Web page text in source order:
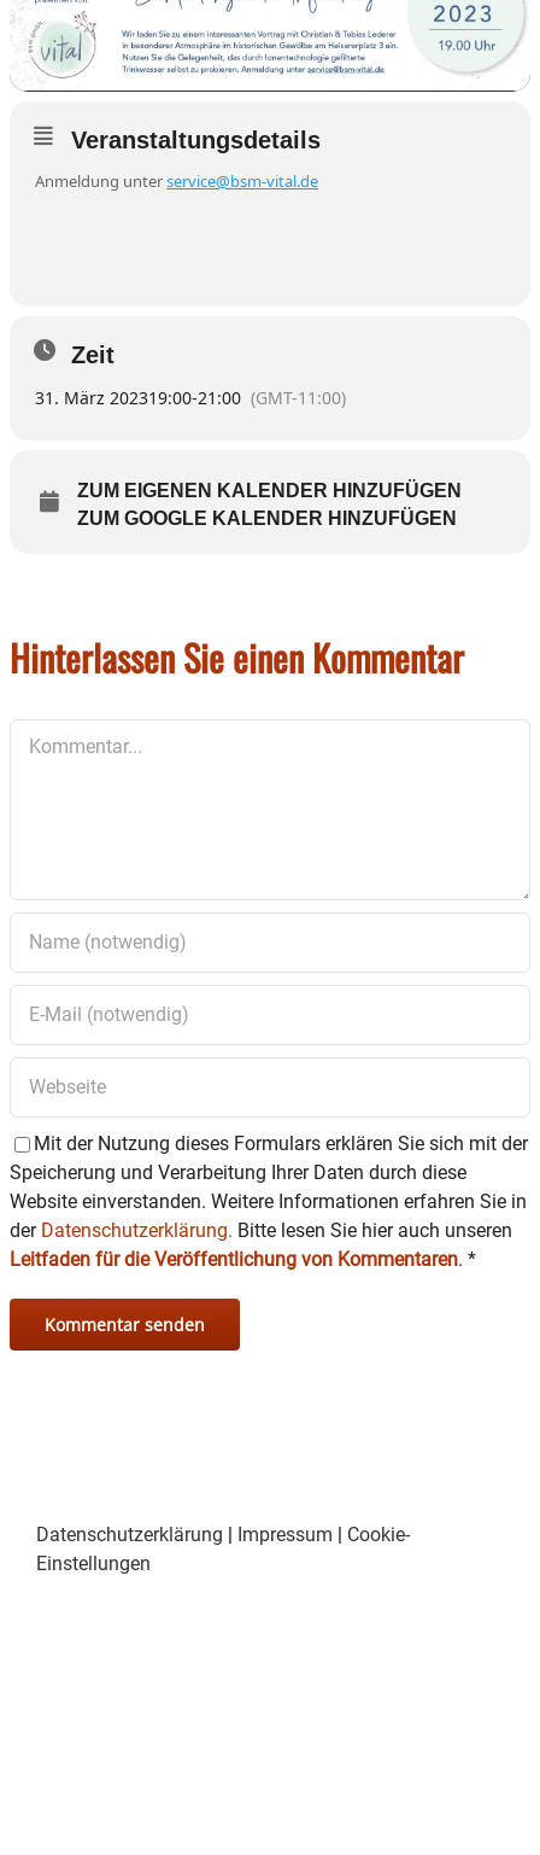
Veranstaltungsdetails
Anmeldung unterservice@bsm-vital.de
Zeit
31. März 202319:00-21:00 (GMT-11:00)
ZUM EIGENEN KALENDER HINZUFÜGEN
ZUM GOOGLE KALENDER HINZUFÜGEN
Hinterlassen Sie einen Kommentar
Mit der Nutzung dieses Formulars erklären Sie sich mit der
Speicherung und Verarbeitung Ihrer Daten durch diese
Website einverstanden. Weitere Informationen erfahren Sie in
der Datenschutzerklärung. Bitte lesen Sie hier auch unseren
Leitfaden für die Veröffentlichung von Kommentaren. *
Datenschutzerklärung | Impressum | Cookie-
Einstellungen